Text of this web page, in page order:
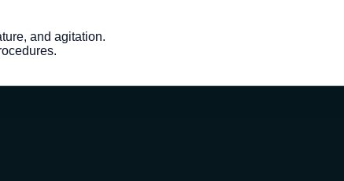
and agitation.